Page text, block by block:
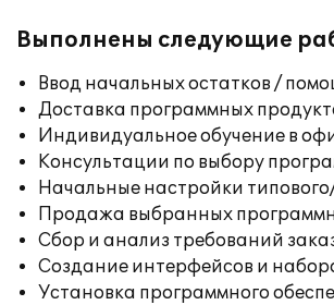
Выполнены следующие
Ввод начальных остатков /
Доставка программных
Индивидуальное обучение в
Консультации по выбору
Начальные настройки
Продажа выбранных
Сбор и анализ требований
Создание интерфейсов и
Установка программного